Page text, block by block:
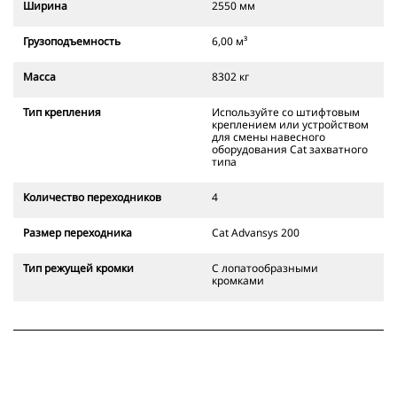
использовании захватного
оборудования Cat.
навесного оборудования Cat
устанавливать ковш в
положении "задний ход" для
расчистки и выполнения прямых
оборудования проверяется по
сигналам от дополнительного
смены навесного оборудования,
который всегда находится в поле
Захватные устройства для смены
Ширина 2550 мм
Грузоподъемность 6,00 м³
Масса 8302 кг
Тип крепления
Используйте со штифтовым
креплением или устройством
для смены навесного
оборудования Cat захватного
типа
Количество переходников 4
Размер переходника Cat Advansys 200
Тип режущей кромки
С лопатообразными
кромками